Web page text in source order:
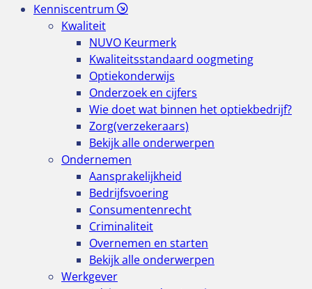
Kenniscentrum
Kwaliteit
NUVO Keurmerk
Kwaliteitsstandaard oogmeting
Optiekonderwijs
Onderzoek en cijfers
Wie doet wat binnen het optiekbedrijf?
Zorg(verzekeraars)
Bekijk alle onderwerpen
Ondernemen
Aansprakelijkheid
Bedrijfsvoering
Consumentenrecht
Criminaliteit
Overnemen en starten
Bekijk alle onderwerpen
Werkgever